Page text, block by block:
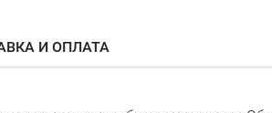
И ОПЛАТА